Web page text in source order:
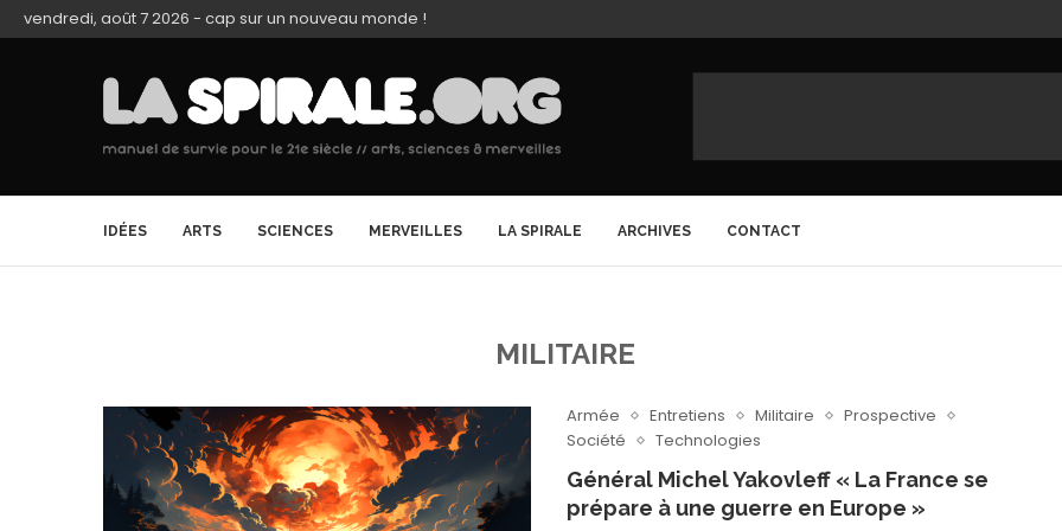
vendredi, août 7 2026 - cap sur un nouveau monde !
IDÉES ARTS SCIENCES MERVEILLES LA SPIRALE ARCHIVES CONTACT
MILITAIRE
Armée Entretiens Militaire
Prospective
Société
Technologies
Général Michel Yakovleff « La France se
prépare à une guerre en Europe »